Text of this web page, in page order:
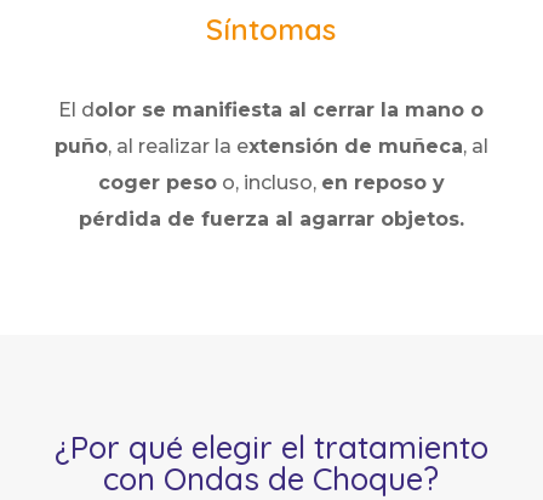
Síntomas
El dolor se manifiesta al cerrar la mano o
puño, al realizar la extensión de muñeca, al
coger pesoo, incluso, en reposo y
pérdida de fuerza al agarrar objetos.
¿Por qué elegir el tratamiento
con Ondas de Choque?